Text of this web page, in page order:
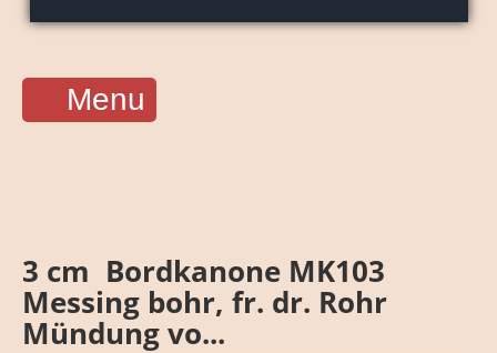
Menu
3 cm Bordkanone MK103
Messing bohr, fr. dr. Rohr
Mündung vo...